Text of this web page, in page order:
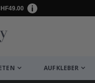
AUFKLEBER